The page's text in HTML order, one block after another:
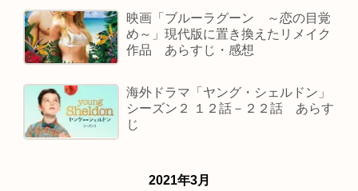
映画「ブルーラグーン ～恋の目覚
め～」現代版に置き換えたリメイク
作品 あらすじ・感想
海外ドラマ「ヤング・シェルドン」
シーズン２ １２話－２２話 あらす
じ
2021年3月